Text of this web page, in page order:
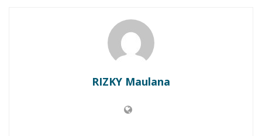
pelanggan akan terjaga karena tidak ada lagi
pembatalan pesanan akibat stok kosong. Kesiapan
sistem digital yang rapi akan mempercepat proses
Anda dari berbagai platform ke dalam satu aplikasi
RIZKY Maulana